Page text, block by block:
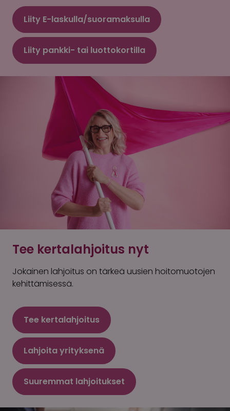
Liity E-laskulla/suoramaksulla
Liity pankki- tai luottokortilla
Tee kertalahjoitus nyt
Jokainen lahjoitus on tärkeä uusien hoitomuotojen
kehittämisessä.
Tee kertalahjoitus
Lahjoita yrityksenä
Suuremmat lahjoitukset